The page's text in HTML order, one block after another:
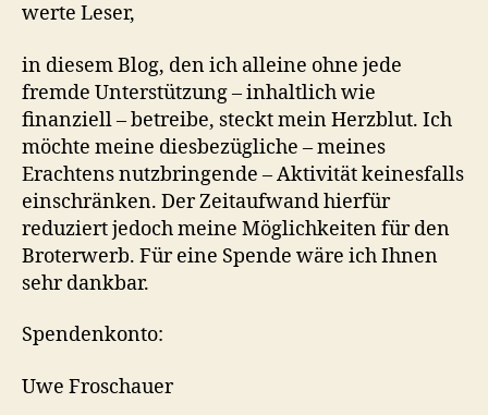
werte Leser,
in diesem Blog, den ich alleine ohne jede
fremde Unterstützung – inhaltlich wie
finanziell – betreibe, steckt mein Herzblut. Ich
möchte meine diesbezügliche – meines
Erachtens nutzbringende – Aktivität keinesfalls
einschränken. Der Zeitaufwand hierfür
reduziert jedoch meine Möglichkeiten für den
Broterwerb. Für eine Spende wäre ich Ihnen
sehr dankbar.
Spendenkonto:
Uwe Froschauer